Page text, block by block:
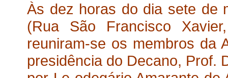
Às dez horas do dia sete de
(Rua São Francisco
reuniram-se os membros da
presidência do Decano, Prof.